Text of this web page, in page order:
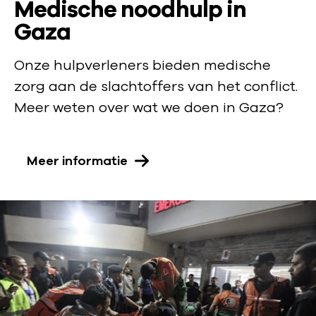
:
Medische noodhulp in
Gaza
Onze hulpverleners bieden medische
zorg aan de slachtoffers van het conflict.
Meer weten over wat we doen in Gaza?
Meer informatie